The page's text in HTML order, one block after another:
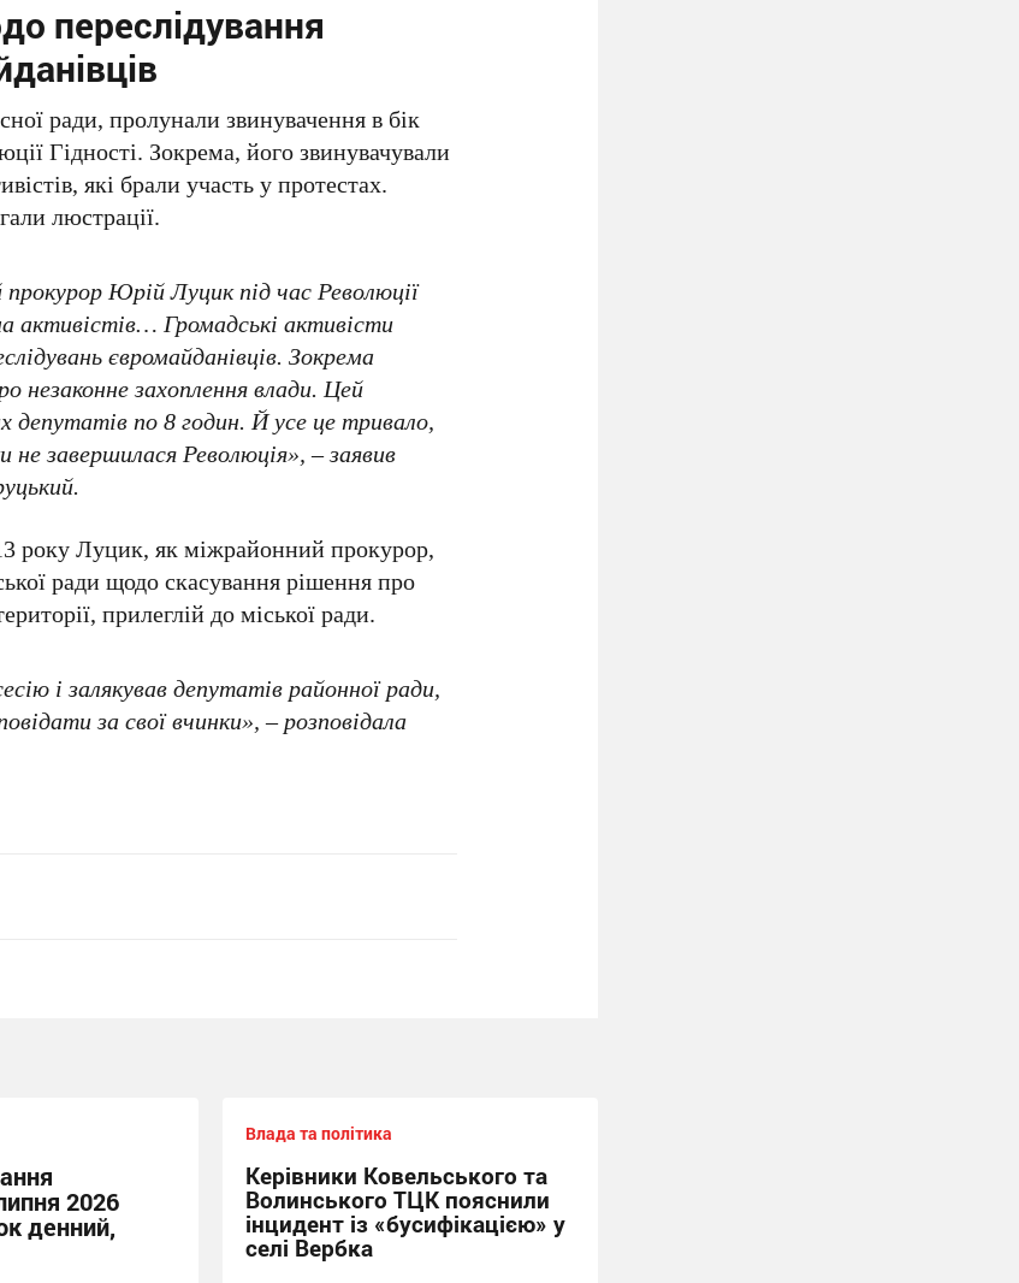
переслідування
ради, пролунали звинувачення в бік
Гідності. Зокрема, його звинувачували
які брали участь у протестах.
люстрації.
Юрій Луцик під час Революції
активістів… Громадські активісти
євромайданівців. Зокрема
незаконне захоплення влади. Цей
депутатів по 8 годин. Й усе це тривало,
не завершилася Революція», – заявив
року Луцик, як міжрайонний прокурор,
ради щодо скасування рішення про
прилеглій до міської ради.
і залякував депутатів районної ради,
за свої вчинки», – розповідала
2026
денний,
Влада та політика
Керівники Ковельського та
Волинського ТЦК пояснили
інцидент із «бусифікацією» у
селі Вербка